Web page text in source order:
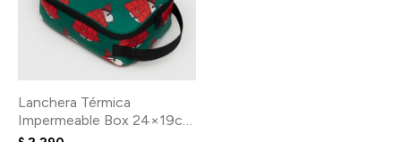
Lanchera Térmica
Impermeable Box 24×19cm
- Snoopy Red